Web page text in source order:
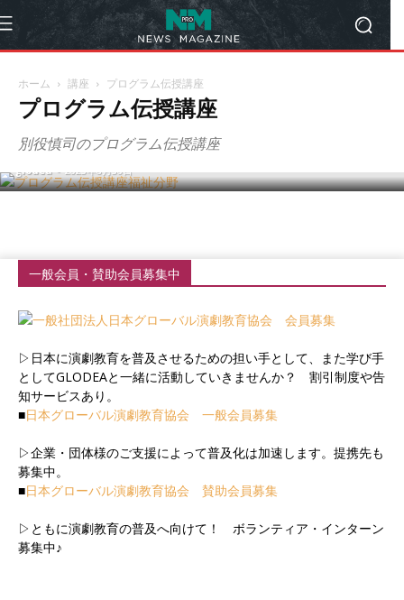
ホーム 講座 プログラム伝授講座
プログラム伝授講座
別役慎司のプログラム伝授講座
「福祉分野演劇教育プログラム」伝授講
座
glodea - 2023年8月30日
一般会員・賛助会員募集中
▷日本に演劇教育を普及させるための担い手として、また学び手
としてGLODEAと一緒に活動していきませんか？ 割引制度や告
知サービスあり。
■日本グローバル演劇教育協会 一般会員募集
▷企業・団体様のご支援によって普及化は加速します。提携先も
募集中。
■日本グローバル演劇教育協会 賛助会員募集
▷ともに演劇教育の普及へ向けて！ ボランティア・インターン
募集中♪